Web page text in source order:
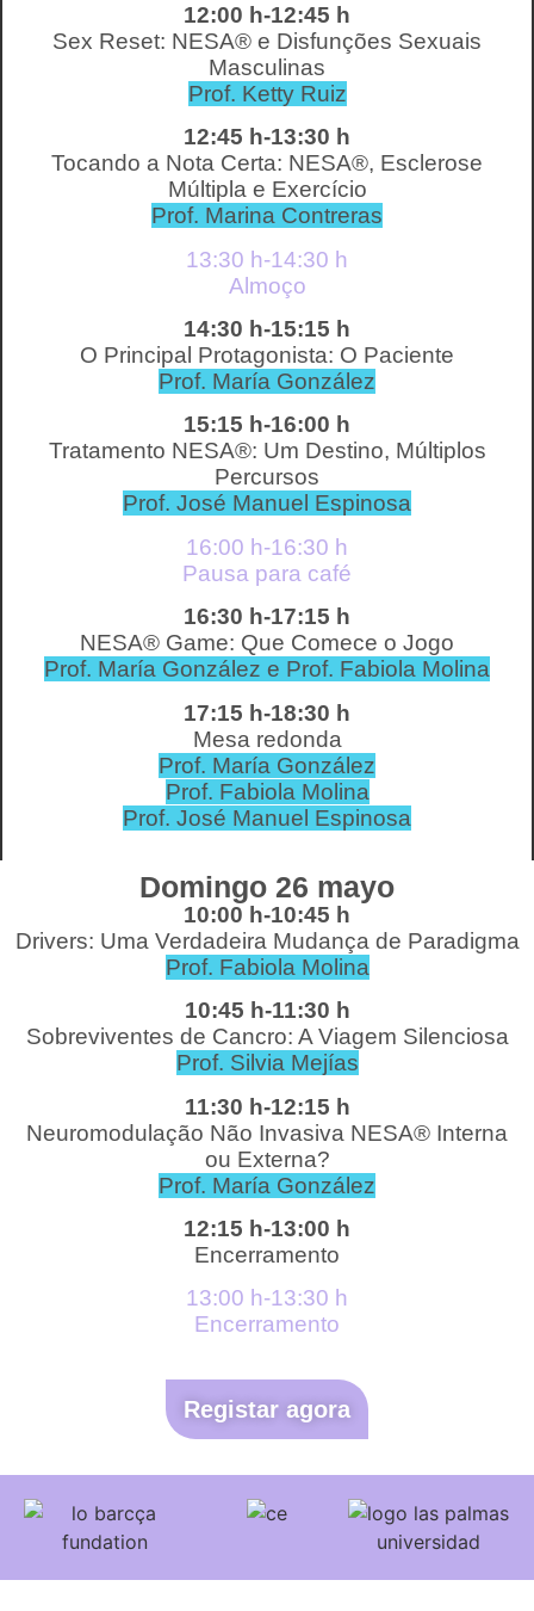
12:00 h-12:45 h
Sex Reset: NESA® e Disfunções Sexuais
Masculinas
Prof. Ketty Ruiz
12:45 h-13:30 h
Tocando a Nota Certa: NESA®, Esclerose
Múltipla e Exercício
Prof. Marina Contreras
13:30 h-14:30 h
Almoço
14:30 h-15:15 h
O Principal Protagonista: O Paciente
Prof. María González
15:15 h-16:00 h
Tratamento NESA®: Um Destino, Múltiplos
Percursos
Prof. José Manuel Espinosa
16:00 h-16:30 h
Pausa para café
16:30 h-17:15 h
NESA® Game: Que Comece o Jogo
Prof. María González e Prof. Fabiola Molina
17:15 h-18:30 h
Mesa redonda
Prof. María González
Prof. Fabiola Molina
Prof. José Manuel Espinosa
Domingo 26 mayo
10:00 h-10:45 h
Drivers: Uma Verdadeira Mudança de Paradigma
Prof. Fabiola Molina
10:45 h-11:30 h
Sobreviventes de Cancro: A Viagem Silenciosa
Prof. Silvia Mejías
11:30 h-12:15 h
Neuromodulação Não Invasiva NESA® Interna
ou Externa?
Prof. María González
12:15 h-13:00 h
Encerramento
13:00 h-13:30 h
Encerramento
Registar agora